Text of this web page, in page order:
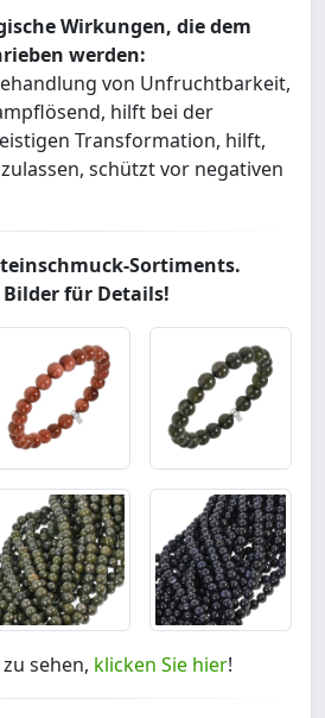
Wirkungen, die dem
werden:
von Unfruchtbarkeit,
hilft bei der
Transformation, hilft,
schützt vor negativen
Sortiments.
für Details!
sehen, klicken Sie hier!